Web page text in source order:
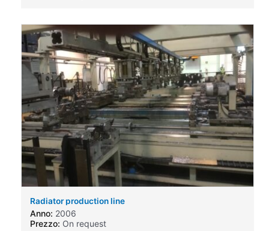
Radiator production line
Anno: 2006
Prezzo: On request